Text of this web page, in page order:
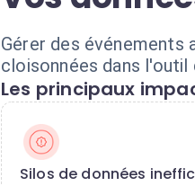
Gérer des événements
cloisonnées dans l'outil
Les principaux
Silos de données